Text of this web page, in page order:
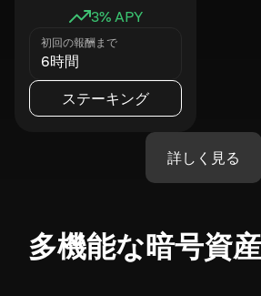
3% APY
初回の報酬まで
6時間
ステーキング
詳しく見る
多機能な暗号資